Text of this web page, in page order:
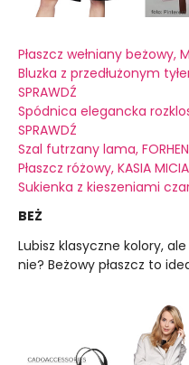
Płaszcz wełniany beżowy,
Bluzka z przedłużonym
SPRAWDŹ
Spódnica elegancka
SPRAWDŹ
Szal futrzany lama,
Płaszcz różowy, KASIA
Sukienka z kieszeniami
BEŻ
Lubisz klasyczne kolory,
nie? Beżowy płaszcz to